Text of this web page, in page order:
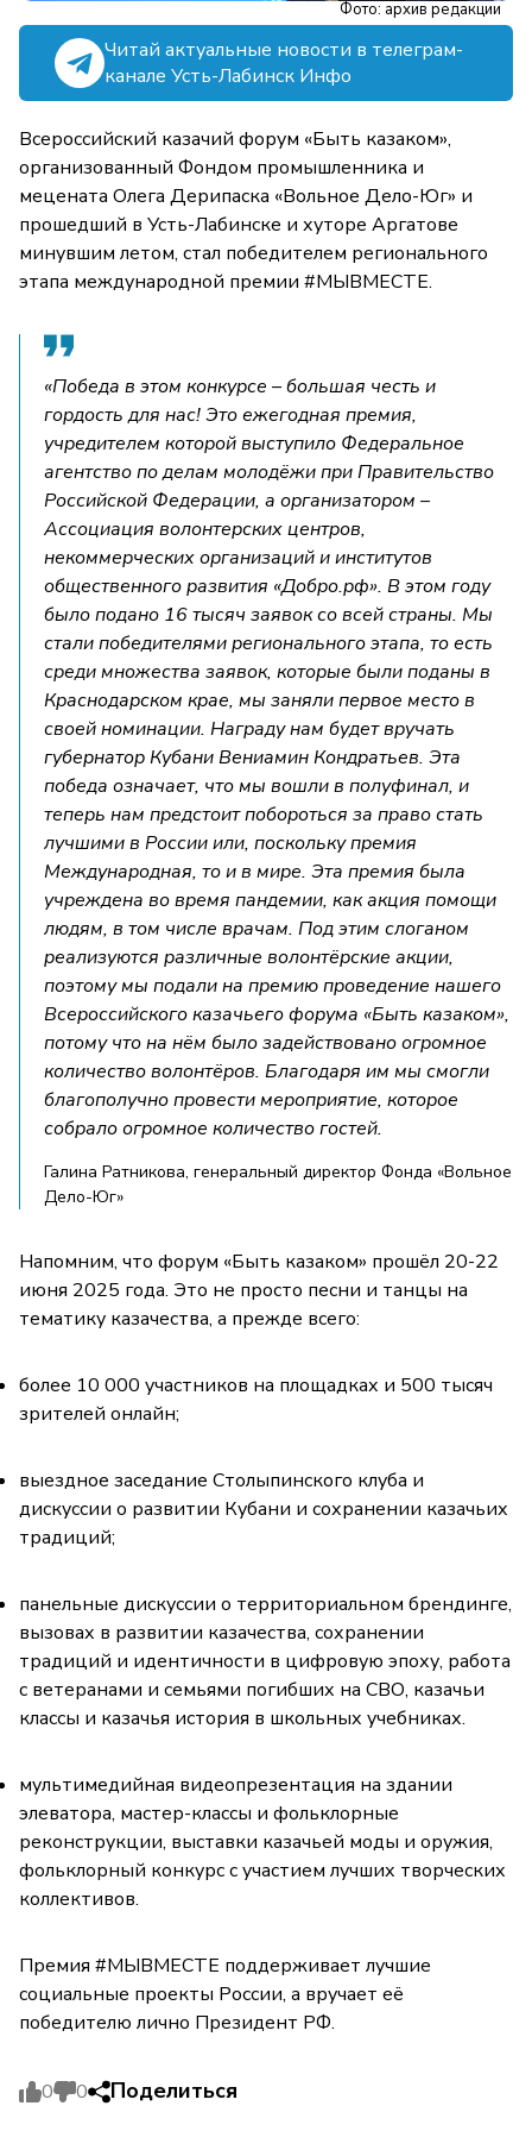
Фото: архив редакции
Читай актуальные новости в телеграм-
канале Усть-Лабинск Инфо
Всероссийский казачий форум «Быть казаком»,
организованный Фондом промышленника и
мецената Олега Дерипаска «Вольное Дело-Юг» и
прошедший в Усть-Лабинске и хуторе Аргатове
минувшим летом, стал победителем регионального
этапа международной премии #МЫВМЕСТЕ.
«Победа в этом конкурсе – большая честь и
гордость для нас! Это ежегодная премия,
учредителем которой выступило Федеральное
агентство по делам молодёжи при Правительство
Российской Федерации, а организатором –
Ассоциация волонтерских центров,
некоммерческих организаций и институтов
общественного развития «Добро.рф». В этом году
было подано 16 тысяч заявок со всей страны. Мы
стали победителями регионального этапа, то есть
среди множества заявок, которые были поданы в
Краснодарском крае, мы заняли первое место в
своей номинации. Награду нам будет вручать
губернатор Кубани Вениамин Кондратьев. Эта
победа означает, что мы вошли в полуфинал, и
теперь нам предстоит побороться за право стать
лучшими в России или, поскольку премия
Международная, то и в мире. Эта премия была
учреждена во время пандемии, как акция помощи
людям, в том числе врачам. Под этим слоганом
реализуются различные волонтёрские акции,
поэтому мы подали на премию проведение нашего
Всероссийского казачьего форума «Быть казаком»,
потому что на нём было задействовано огромное
количество волонтёров. Благодаря им мы смогли
благополучно провести мероприятие, которое
собрало огромное количество гостей.
Галина Ратникова, генеральный директор Фонда «Вольное
Дело-Юг»
Напомним, что форум «Быть казаком» прошёл 20-22
июня 2025 года. Это не просто песни и танцы на
тематику казачества, а прежде всего:
более 10 000 участников на площадках и 500 тысяч
зрителей онлайн;
выездное заседание Столыпинского клуба и
дискуссии о развитии Кубани и сохранении казачьих
традиций;
панельные дискуссии о территориальном брендинге,
вызовах в развитии казачества, сохранении
традиций и идентичности в цифровую эпоху, работа
с ветеранами и семьями погибших на СВО, казачьи
классы и казачья история в школьных учебниках.
мультимедийная видеопрезентация на здании
элеватора, мастер-классы и фольклорные
реконструкции, выставки казачьей моды и оружия,
фольклорный конкурс с участием лучших творческих
коллективов.
Премия #МЫВМЕСТЕ поддерживает лучшие
социальные проекты России, а вручает её
победителю лично Президент РФ.
0 0 Поделиться